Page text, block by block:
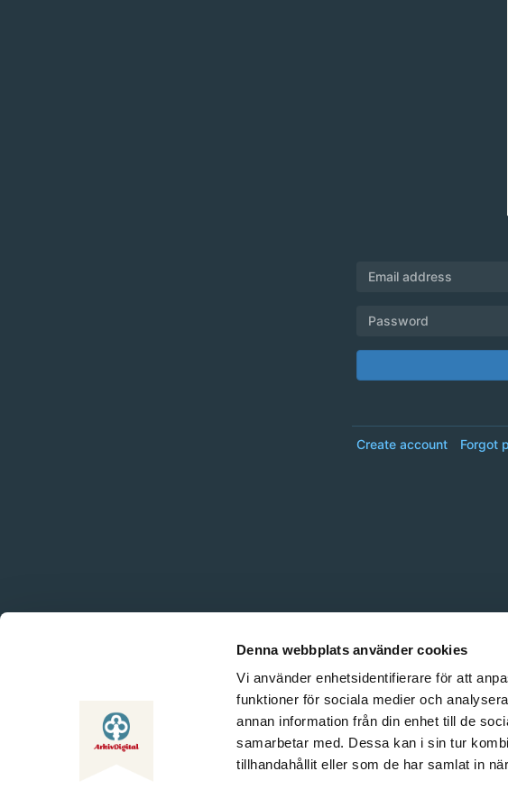
Denna webbplats använder cookies
Vi använder enhetsidentifierare för att
funktioner för sociala medier och
annan information från din enhet till de
samarbetar med. Dessa kan i sin tur
tillhandahållit eller som de har samlat in
Email address
Password
Create account Forgot